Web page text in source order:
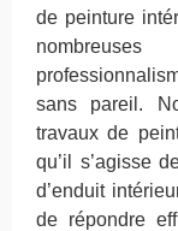
de peinture
sans pareil.
travaux de
qu’il s’agisse
d’enduit
de répondre